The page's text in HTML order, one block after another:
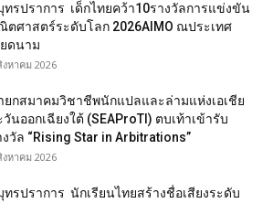
ทรปราการ เด็กไทยคว้า10รางวัลการแข่งขัน
ตศาสตร์ระดับโลก 2026AIMO ณประเทศ
ยดนาม
งหาคม 2026
ยกสมาคมวิชาชีพนักแปลและล่ามแห่งเอเชีย
วันออกเฉียงใต้ (SEAProTI) ตบเท้าเข้ารับ
งวัล “Rising Star in Arbitrations”
งหาคม 2026
ทรปราการ นักเรียนไทยสร้างชื่อเสียงระดับ